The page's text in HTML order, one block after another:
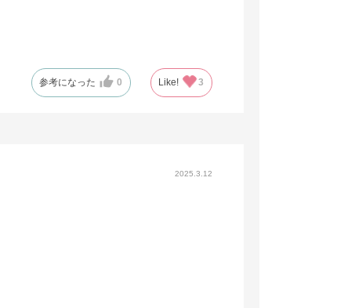
参考になった 0 Like! 3
2025.3.12